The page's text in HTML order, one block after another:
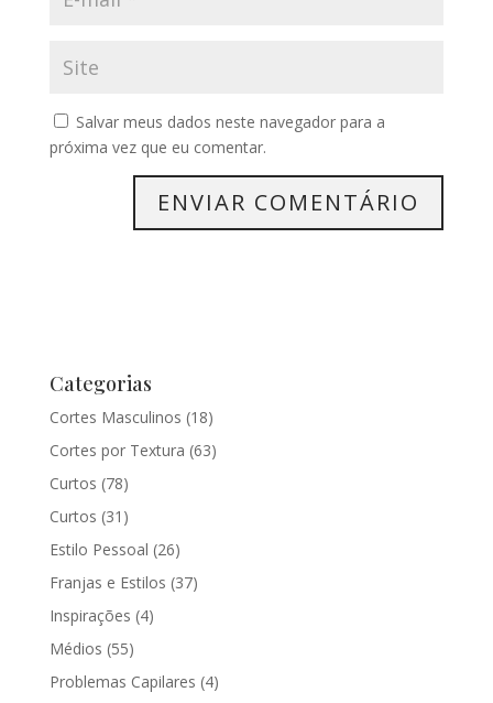
Salvar meus dados neste navegador para a
próxima vez que eu comentar.
Categorias
Cortes Masculinos (18)
Cortes por Textura (63)
Curtos (78)
Curtos (31)
Estilo Pessoal (26)
Franjas e Estilos (37)
Inspirações (4)
Médios (55)
Problemas Capilares (4)